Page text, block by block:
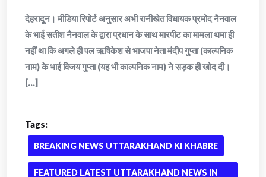
देहरादून। मीडिया रिपोर्ट अनुसार अभी रानीखेत विधायक प्रमोद नैनवाल
के भाई सतीश नैनवाल के द्वारा प्रधान के साथ मारपीट का मामला थमा ही
नहीं था कि अगले ही पल ऋषिकेश से भाजपा नेता मंदीप गुप्ता (काल्पनिक
नाम) के भाई विजय गुप्ता (यह भी काल्पनिक नाम) ने सड़क ही खोद दी।
[...]
Tags:
BREAKING NEWS UTTARAKHAND KI KHABRE
FEATURED LATEST UTTARAKHAND NEWS IN